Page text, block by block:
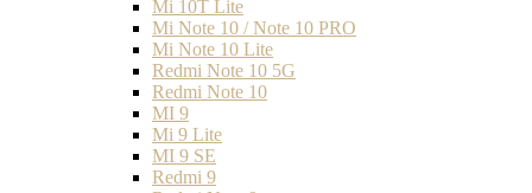
Mi 10T Lite
Mi Note 10 / Note 10 PRO
Mi Note 10 Lite
Redmi Note 10 5G
Redmi Note 10
MI 9
Mi 9 Lite
MI 9 SE
Redmi 9